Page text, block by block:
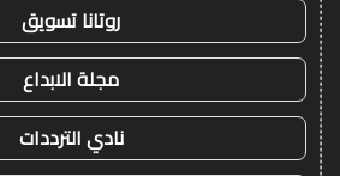
روتانا تسويق
مجلة الابداع
نادي الترددات